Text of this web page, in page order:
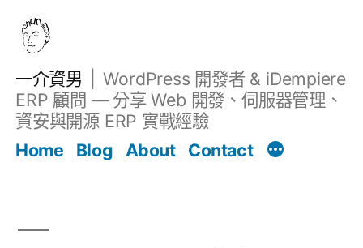
一介資男
WordPress 開發者 & iDempiere
ERP 顧問 — 分享 Web 開發、伺服器管理、
資安與開源 ERP 實戰經驗
Home
Blog About Contact
文章